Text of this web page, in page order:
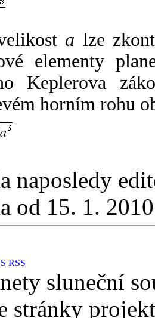
a lze
elementy
Keplerova
horním rohu
naposledy
od 15. 1.
RSS
sluneční
stránky